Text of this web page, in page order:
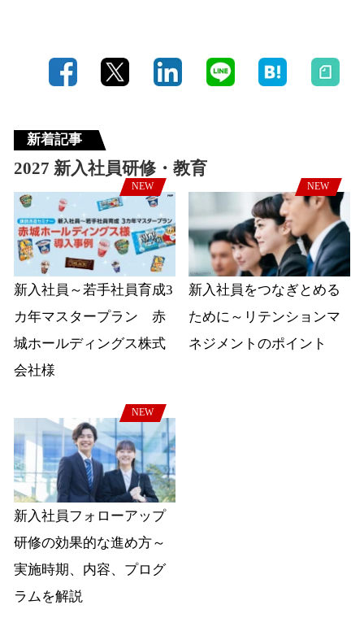
新着記事
2027 新入社員研修・教育
NEW
新入社員～若手社員育成3
カ年マスタープラン 赤
城ホールディングス株式
会社様
NEW
新入社員をつなぎとめる
ために～リテンションマ
ネジメントのポイント
NEW
新入社員フォローアップ
研修の効果的な進め方～
実施時期、内容、プログ
ラムを解説